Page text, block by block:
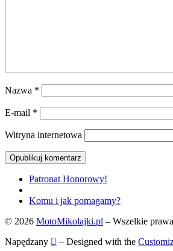
Nazwa *
E-mail *
Witryna internetowa
Przeglądanie
Wpisów
Poprzedni
Patronat Honorowy!
do
postów
Następny
Komu i jak pomagamy?
© 2026 MotoMikolajki.pl – Wszelkie
Napędzany
– Designed with the